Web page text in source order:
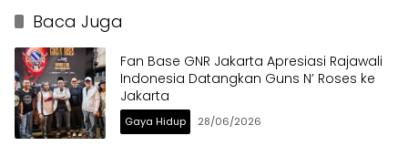
Baca Juga
Fan Base GNR Jakarta Apresiasi Rajawali
Indonesia Datangkan Guns N’ Roses ke
Jakarta
Gaya Hidup 28/06/2026